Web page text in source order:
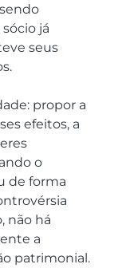
já
seus
propor a
efeitos, a
o
de forma
não há
a
patrimonial.